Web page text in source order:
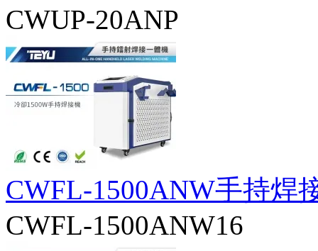
CWUP-20ANP
CWFL-1500ANW手持焊
CWFL-1500ANW16